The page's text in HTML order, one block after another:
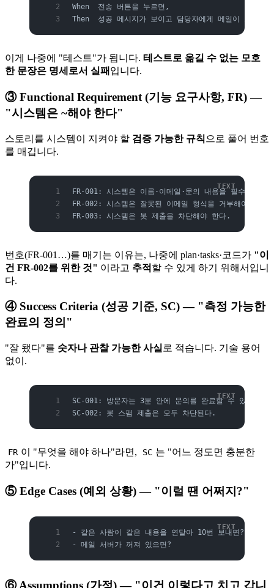
When  전송 버튼을 누르면,
Then  성공 메시지가 보이고 담당자에게 메일이 도착한
이게 나중에 "테스트"가 됩니다. 테스트로 옮길 수 없는 모호
한 문장은 명세로서 실패 입니다.
③ Functional Requirement (기능 요구사항, FR) —
"시스템은 ~해야 한다"
스토리를 시스템이 지켜야 할 검증 가능한 규칙 으로 풀어 번호
를 매깁니다.
FR-001: 시스템은 이름·이메일·문의 내용을 필수로 받
FR-002: 시스템은 잘못된 이메일 형식을 거부해야 한다.
FR-003: 시스템은 봇 제출을 차단해야 한다.
번호(FR-001…)를 매기는 이유는, 나중에 plan·tasks·코드가 "이
건 FR-002를 위한 것" 이라고 추적 할 수 있게 하기 위해서입니
다.
④ Success Criteria (성공 기준, SC) — "측정 가능한
완료의 정의"
"잘 됐다"를 숫자나 관찰 가능한 사실 로 적습니다. 기술 용어
없이.
SC-001: 방문자는 3분 안에 문의를 완료할 수 있다.
SC-002: 봇 스팸 제출은 모두 차단된다.
FR 이 "무엇을 해야 하나"라면, SC 는 "어느 정도면 충분한
가"입니다.
⑤ Edge Cases (예외 상황) — "이럴 땐 어쩌지?"
- 같은 사람이 같은 내용을 연달아 10번 보내면?
- 메일 서버가 꺼져 있으면?
⑥ Assumptions (가정) — "이건 이렇다고 치고 갑니